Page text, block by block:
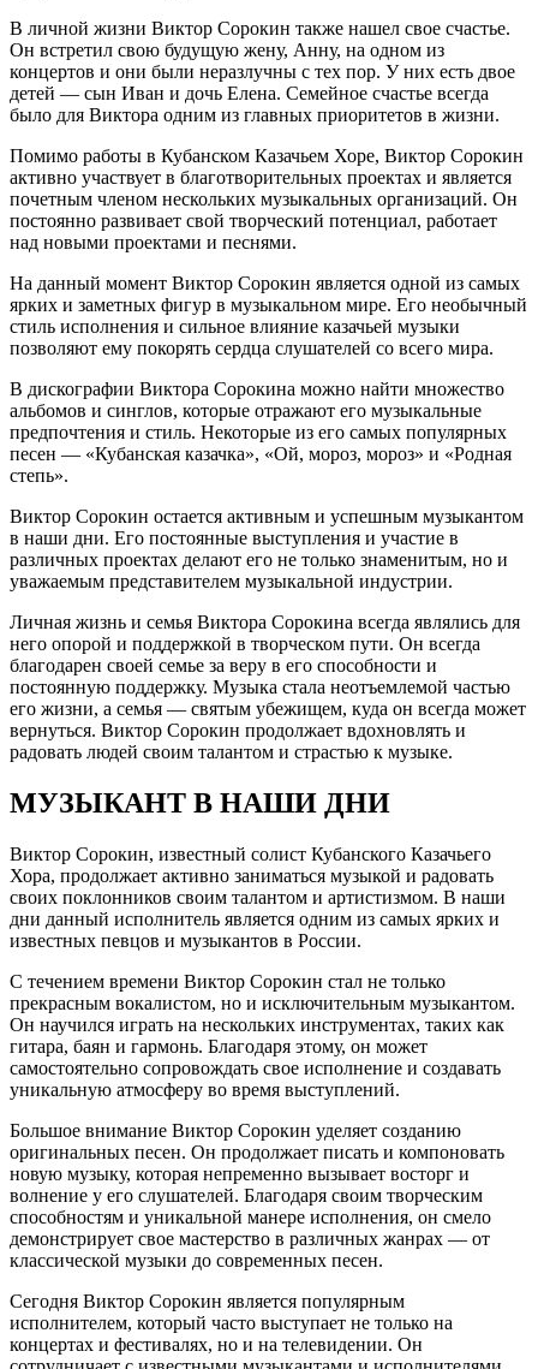
В личной жизни Виктор Сорокин также нашел свое счастье.
Он встретил свою будущую жену, Анну, на одном из
концертов и они были неразлучны с тех пор. У них есть двое
детей — сын Иван и дочь Елена. Семейное счастье всегда
было для Виктора одним из главных приоритетов в жизни.
Помимо работы в Кубанском Казачьем Хоре, Виктор Сорокин
активно участвует в благотворительных проектах и является
почетным членом нескольких музыкальных организаций. Он
постоянно развивает свой творческий потенциал, работает
над новыми проектами и песнями.
На данный момент Виктор Сорокин является одной из самых
ярких и заметных фигур в музыкальном мире. Его необычный
стиль исполнения и сильное влияние казачьей музыки
позволяют ему покорять сердца слушателей со всего мира.
В дискографии Виктора Сорокина можно найти множество
альбомов и синглов, которые отражают его музыкальные
предпочтения и стиль. Некоторые из его самых популярных
песен — «Кубанская казачка», «Ой, мороз, мороз» и «Родная
степь».
Виктор Сорокин остается активным и успешным музыкантом
в наши дни. Его постоянные выступления и участие в
различных проектах делают его не только знаменитым, но и
уважаемым представителем музыкальной индустрии.
Личная жизнь и семья Виктора Сорокина всегда являлись для
него опорой и поддержкой в творческом пути. Он всегда
благодарен своей семье за веру в его способности и
постоянную поддержку. Музыка стала неотъемлемой частью
его жизни, а семья — святым убежищем, куда он всегда может
вернуться. Виктор Сорокин продолжает вдохновлять и
радовать людей своим талантом и страстью к музыке.
МУЗЫКАНТ В НАШИ ДНИ
Виктор Сорокин, известный солист Кубанского Казачьего
Хора, продолжает активно заниматься музыкой и радовать
своих поклонников своим талантом и артистизмом. В наши
дни данный исполнитель является одним из самых ярких и
известных певцов и музыкантов в России.
С течением времени Виктор Сорокин стал не только
прекрасным вокалистом, но и исключительным музыкантом.
Он научился играть на нескольких инструментах, таких как
гитара, баян и гармонь. Благодаря этому, он может
самостоятельно сопровождать свое исполнение и создавать
уникальную атмосферу во время выступлений.
Большое внимание Виктор Сорокин уделяет созданию
оригинальных песен. Он продолжает писать и компоновать
новую музыку, которая непременно вызывает восторг и
волнение у его слушателей. Благодаря своим творческим
способностям и уникальной манере исполнения, он смело
демонстрирует свое мастерство в различных жанрах — от
классической музыки до современных песен.
Сегодня Виктор Сорокин является популярным
исполнителем, который часто выступает не только на
концертах и фестивалях, но и на телевидении. Он